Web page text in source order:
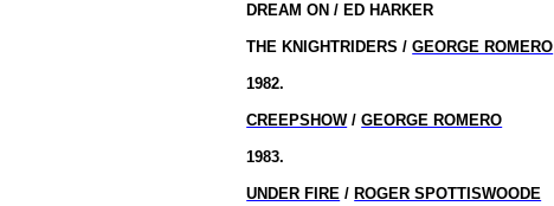
DREAM ON / ED HARKER
THE KNIGHTRIDERS /GEORGE ROMERO
1982.
CREEPSHOW/GEORGE ROMERO
1983.
UNDER FIRE / ROGER SPOTTISWOODE